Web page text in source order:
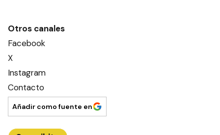
Otros canales
Facebook
X
Instagram
Contacto
Añadir como fuente en